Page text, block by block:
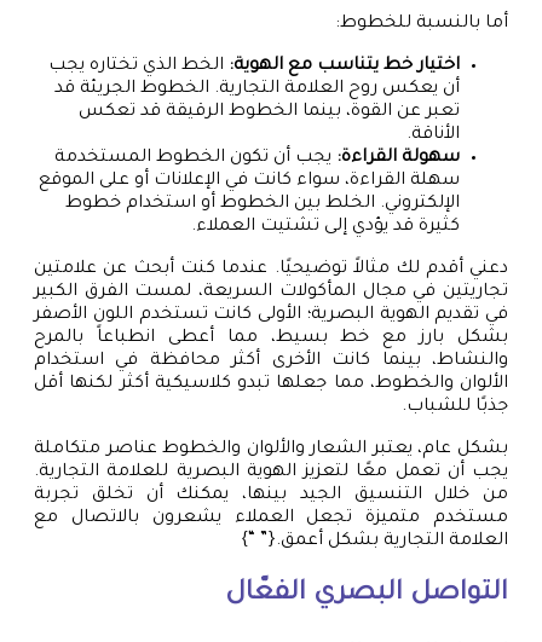
أما بالنسبة للخطوط:
اختيار خط يتناسب مع الهوية: الخط الذي تختاره يجب
أن يعكس روح العلامة التجارية. الخطوط الجريئة قد
تعبر عن القوة، بينما الخطوط الرقيقة قد تعكس
الأناقة.
سهولة القراءة: يجب أن تكون الخطوط المستخدمة
سهلة القراءة، سواء كانت في الإعلانات أو على الموقع
الإلكتروني. الخلط بين الخطوط أو استخدام خطوط
كثيرة قد يؤدي إلى تشتيت العملاء.
دعني أقدم لك مثالاً توضيحيًا. عندما كنت أبحث عن علامتين
تجاريتين في مجال المأكولات السريعة، لمست الفرق الكبير
في تقديم الهوية البصرية؛ الأولى كانت تستخدم اللون الأصفر
بشكل بارز مع خط بسيط، مما أعطى انطباعاً بالمرح
والنشاط، بينما كانت الأخرى أكثر محافظة في استخدام
الألوان والخطوط، مما جعلها تبدو كلاسيكية أكثر لكنها أقل
جذبًا للشباب.
بشكل عام، يعتبر الشعار والألوان والخطوط عناصر متكاملة
يجب أن تعمل معًا لتعزيز الهوية البصرية للعلامة التجارية.
من خلال التنسيق الجيد بينها، يمكنك أن تخلق تجربة
مستخدم متميزة تجعل العملاء يشعرون بالاتصال مع
العلامة التجارية بشكل أعمق.{” “}
التواصل البصري الفعّال